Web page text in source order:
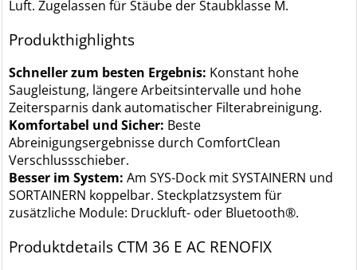
Luft. Zugelassen für Stäube der Staubklasse M.
Produkthighlights
Schneller zum besten Ergebnis: Konstant hohe
Saugleistung, längere Arbeitsintervalle und hohe
Zeitersparnis dank automatischer Filterabreinigung.
Komfortabel und Sicher: Beste
Abreinigungsergebnisse durch ComfortClean
Verschlussschieber.
Besser im System:Am SYS-Dock mit SYSTAINERN und
SORTAINERN koppelbar. Steckplatzsystem für
zusätzliche Module: Druckluft- oder Bluetooth®.
Produktdetails CTM 36 E AC RENOFIX